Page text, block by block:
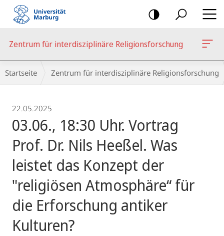
Mobile-
Navigation
Zentrum für interdisziplinäre Religionsforschung
Breadcrumb-
Navigation
Startseite Zentrum für interdisziplinäre Religionsforschung
22.05.2025
03.06., 18:30 Uhr. Vortrag
Prof. Dr. Nils Heeßel. Was
leistet das Konzept der
"religiösen Atmosphäre“ für
die Erforschung antiker
Kulturen?